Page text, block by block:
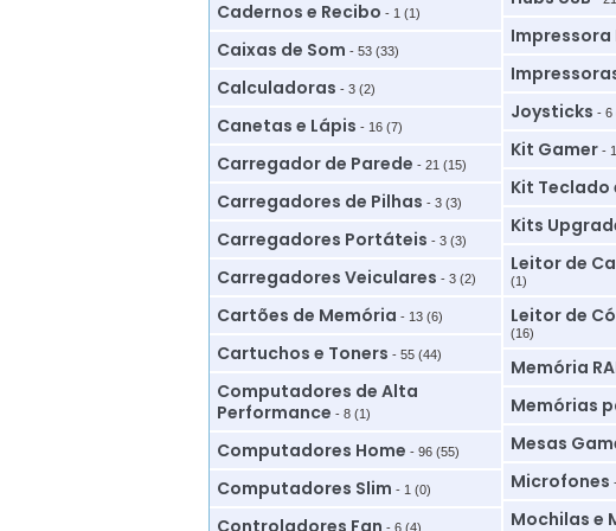
Cadernos e Recibo - 1 (1)
Caixas de Som - 53 (33)
Calculadoras - 3 (2)
Canetas e Lápis - 16 (7)
Carregador de Parede - 21 (15)
Carregadores de Pilhas - 3 (3)
Carregadores Portáteis - 3 (3)
Carregadores Veiculares - 3 (2)
Cartões de Memória - 13 (6)
Cartuchos e Toners - 55 (44)
Computadores de Alta
Performance - 8 (1)
Computadores Home - 96 (55)
Computadores Slim - 1 (0)
Controladores Fan - 6 (4)
Impressora
Joysticks - 6
Kit Gamer-
Kit Teclado
Kits
Leitor de
(1)
Leitor de
(16)
Memória
Memórias
Mesas
Microfones
Mochilas e